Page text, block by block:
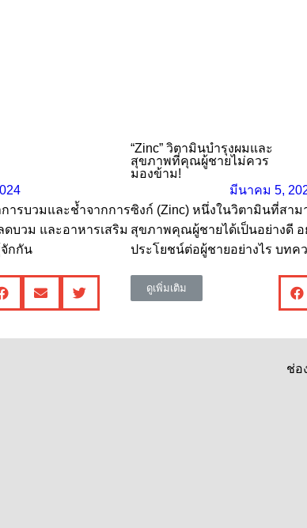
ารบวมและช้ำจากการ
บวม และอาหารเสริม
กกัน
“Zinc” วิตามินบำรุงผมและ
สุขภาพที่คุณผู้ชายไม่ควร
มองข้าม!
มีนาคม 5,
ซิงก์ (Zinc) หนึ่งในวิตามินที่สาม
สุขภาพคุณผู้ชายได้เป็นอย่างดี
ประโยชน์ต่อผู้ชายอย่างไร บทค
ดูเพิ่มเติม
ช่อ